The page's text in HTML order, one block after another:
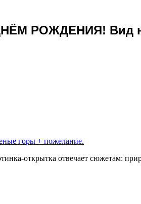
РОЖДЕНИЯ! Вид
открытка отвечает сюжетам: